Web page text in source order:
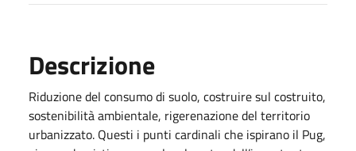
Descrizione
Riduzione del consumo di suolo, costruire sul costruito,
sostenibilità ambientale, rigerenazione del territorio
urbanizzato. Questi i punti cardinali che ispirano il Pug,